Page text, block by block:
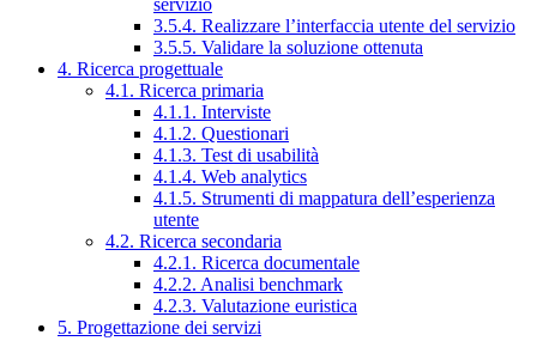
servizio
3.5.4. Realizzare l’interfaccia utente del servizio
3.5.5. Validare la soluzione ottenuta
4. Ricerca progettuale
4.1. Ricerca primaria
4.1.1. Interviste
4.1.2. Questionari
4.1.3. Test di usabilità
4.1.4. Web analytics
4.1.5. Strumenti di mappatura dell’esperienza
utente
4.2. Ricerca secondaria
4.2.1. Ricerca documentale
4.2.2. Analisi benchmark
4.2.3. Valutazione euristica
5. Progettazione dei servizi